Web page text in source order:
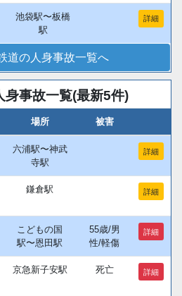
池袋駅〜板橋
駅
詳細
道の人身事故一覧へ
身事故一覧(最新5件)
場所 被害
六浦駅〜神武
寺駅
詳細
鎌倉駅 詳細
こどもの国
駅〜恩田駅
55歳/男
性/軽傷
詳細
京急新子安駅 死亡 詳細